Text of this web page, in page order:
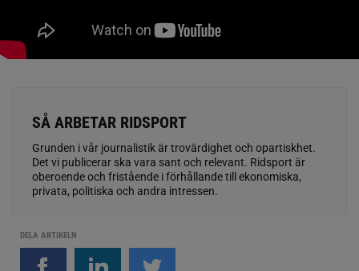
SÅ ARBETAR RIDSPORT
Grunden i vår journalistik är trovärdighet och opartiskhet.
Det vi publicerar ska vara sant och relevant. Ridsport är
oberoende och fristående i förhållande till ekonomiska,
privata, politiska och andra intressen.
DELA ARTIKELN